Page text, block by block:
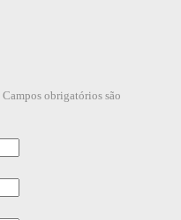
Campos obrigatórios são